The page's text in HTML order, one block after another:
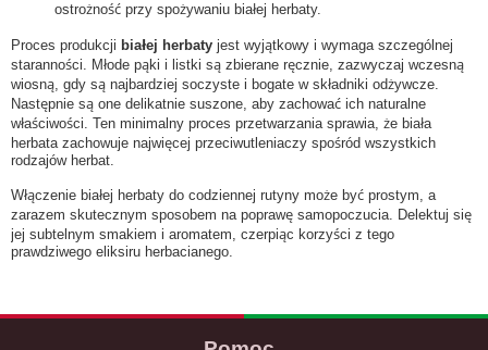
ostrożność przy spożywaniu białej herbaty.
Proces produkcji białej herbaty jest wyjątkowy i wymaga szczególnej
staranności. Młode pąki i listki są zbierane ręcznie, zazwyczaj wczesną
wiosną, gdy są najbardziej soczyste i bogate w składniki odżywcze.
Następnie są one delikatnie suszone, aby zachować ich naturalne
właściwości. Ten minimalny proces przetwarzania sprawia, że biała
herbata zachowuje najwięcej przeciwutleniaczy spośród wszystkich
rodzajów herbat.
Włączenie białej herbaty do codziennej rutyny może być prostym, a
zarazem skutecznym sposobem na poprawę samopoczucia. Delektuj się
jej subtelnym smakiem i aromatem, czerpiąc korzyści z tego
prawdziwego eliksiru herbacianego.